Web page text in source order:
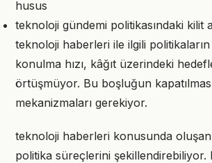
husus
teknoloji gündemi politikasındaki kilit
teknoloji haberleri ile ilgili
konulma hızı, kâğıt üzerindeki
örtüşmüyor. Bu boşluğun
mekanizmaları gerekiyor.
teknoloji haberleri konusunda oluşan
politika süreçlerini